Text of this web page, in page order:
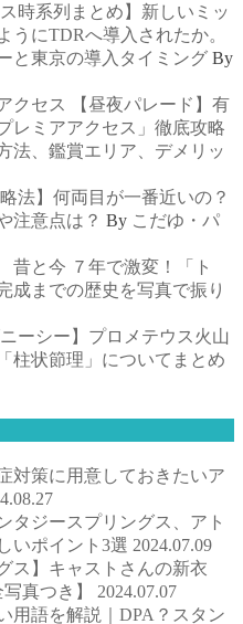
時系列まとめ】新しいミッ
うにTDRへ導入されたか。
と東京の導入タイミング By
【昼夜パレード】有
レミアアクセス」徹底攻略
法、鑑賞エリア、デメリッ
法】何両目が一番近いの？
注意点は？ By こだゆ・パ
７年で激変！「ト
成までの歴史を写真で振り
ーシー】プロメテウス火山
柱状節理」についてまとめ
対策に用意しておきたいア
タジースプリングス、アト
いポイント3選 2024.07.09
ス】キャストさんの新衣
真つき】 2024.07.07
用語を解説｜DPA？スタン